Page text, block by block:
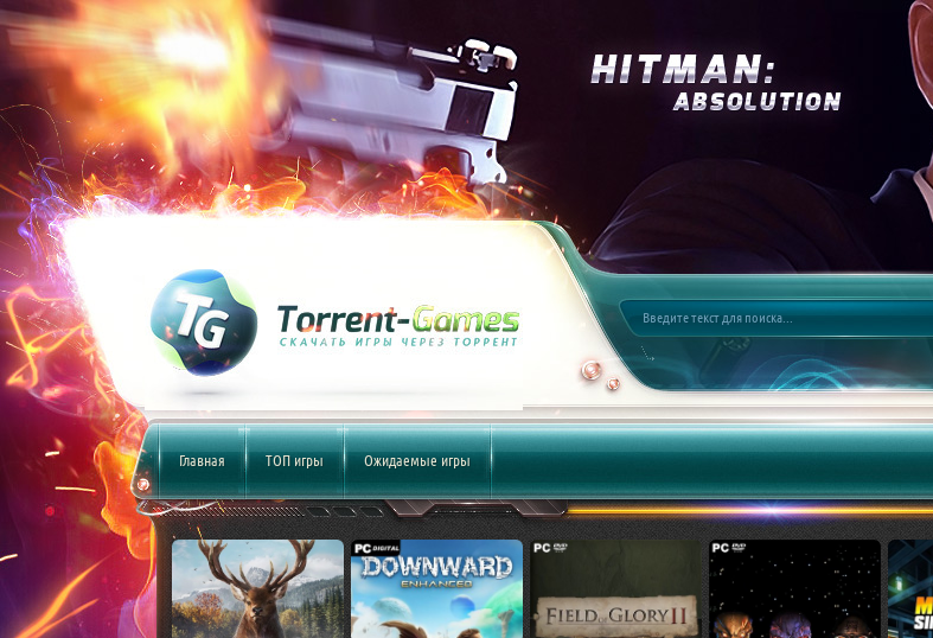
Главная ТОП игры Ожидаемые игры